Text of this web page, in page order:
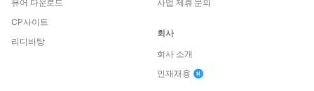
뷰어 다운로드
CP사이트
리디바탕
사업 제휴 문의
회사
회사 소개
인재채용